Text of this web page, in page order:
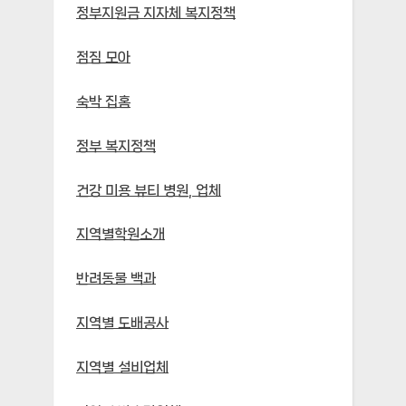
정부지원금 지자체 복지정책
점짐 모아
숙박 집홈
정부 복지정책
건강 미용 뷰티 병원, 업체
지역별학원소개
반려동물 백과
지역별 도배공사
지역별 설비업체